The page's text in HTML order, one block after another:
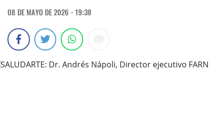
08 DE MAYO DE 2026 - 19:38